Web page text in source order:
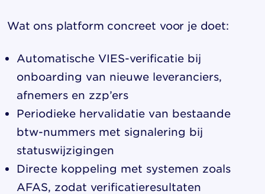
Wat ons platform concreet voor je doet:
Automatische VIES-verificatie bij
onboarding van nieuwe leveranciers,
afnemers en zzp’ers
Periodieke hervalidatie van bestaande
btw-nummers met signalering bij
statuswijzigingen
Directe koppeling met systemen zoals
AFAS, zodat verificatieresultaten